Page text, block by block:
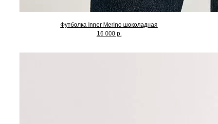
Футболка Inner Merino шоколадная
16 000 р.